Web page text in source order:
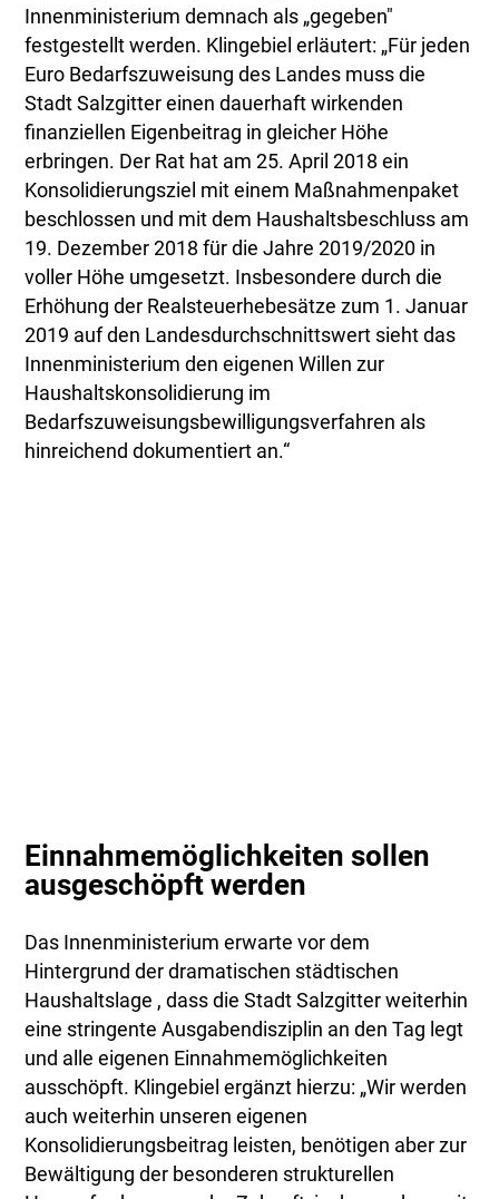
Innenministerium demnach als „gegeben"
festgestellt werden. Klingebiel erläutert: „Für jeden
Euro Bedarfszuweisung des Landes muss die
Stadt Salzgitter einen dauerhaft wirkenden
finanziellen Eigenbeitrag in gleicher Höhe
erbringen. Der Rat hat am 25. April 2018 ein
Konsolidierungsziel mit einem Maßnahmenpaket
beschlossen und mit dem Haushaltsbeschluss am
19. Dezember 2018 für die Jahre 2019/2020 in
voller Höhe umgesetzt. Insbesondere durch die
Erhöhung der Realsteuerhebesätze zum 1. Januar
2019 auf den Landesdurchschnittswert sieht das
Innenministerium den eigenen Willen zur
Haushaltskonsolidierung im
Bedarfszuweisungsbewilligungsverfahren als
hinreichend dokumentiert an.“
Einnahmemöglichkeiten sollen
ausgeschöpft werden
Das Innenministerium erwarte vor dem
Hintergrund der dramatischen städtischen
Haushaltslage , dass die Stadt Salzgitter weiterhin
eine stringente Ausgabendisziplin an den Tag legt
und alle eigenen Einnahmemöglichkeiten
ausschöpft. Klingebiel ergänzt hierzu: „Wir werden
auch weiterhin unseren eigenen
Konsolidierungsbeitrag leisten, benötigen aber zur
Bewältigung der besonderen strukturellen